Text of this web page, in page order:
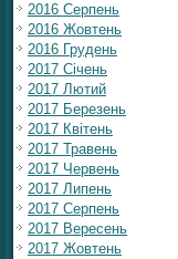
2016 Серпень
2016 Жовтень
2016 Грудень
2017 Січень
2017 Лютий
2017 Березень
2017 Квітень
2017 Травень
2017 Червень
2017 Липень
2017 Серпень
2017 Вересень
2017 Жовтень